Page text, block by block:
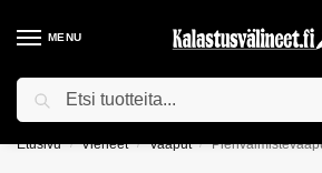
MENU
ILMAINEN TOIMITUS YLI 75€
Etusivu / Vieheet / Vaaput /